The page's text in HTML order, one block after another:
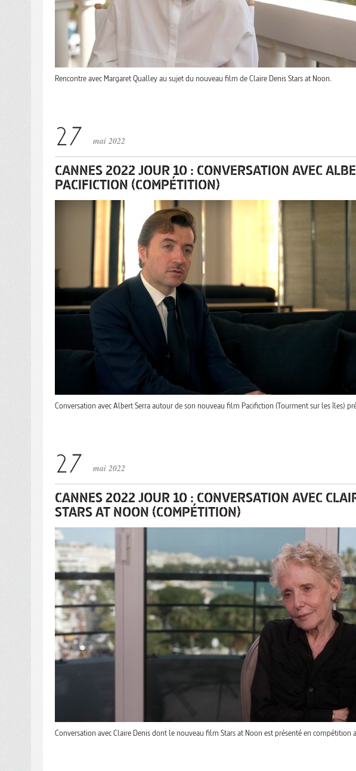
Rencontre avec Margaret Qualley au sujet du nouveau film de Claire Denis Stars at Noon.
mai 2022
CANNES 2022 JOUR 10 : CONVERSATION AVEC
PACIFICTION (COMPÉTITION)
Conversation avec Albert Serra autour de son nouveau film Pacifiction (Tourment sur les îles)
mai 2022
CANNES 2022 JOUR 10 : CONVERSATION AVEC
STARS AT NOON (COMPÉTITION)
Conversation avec Claire Denis dont le nouveau film Stars at Noon est présenté en compétition